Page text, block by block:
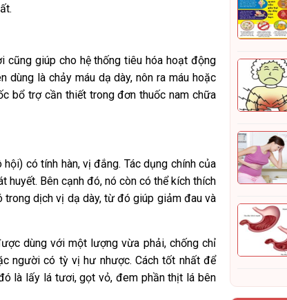
cũng giúp cho hệ thống tiêu hóa hoạt động
là chảy máu dạ dày, nôn ra máu hoặc
bổ trợ cần thiết trong đơn thuốc nam chữa
có tính hàn, vị đắng. Tác dụng chính của
huyết. Bên cạnh đó, nó còn có thể kích thích
dịch vị dạ dày, từ đó giúp giảm đau và
dùng với một lượng vừa phải, chống chỉ
người có tỳ vị hư nhược. Cách tốt nhất để
là lấy lá tươi, gọt vỏ, đem phần thịt lá bên